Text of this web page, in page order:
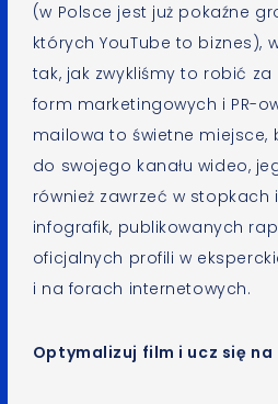
(w Polsce jest już pokaźne
których YouTube to biznes),
tak, jak zwykliśmy to robić
form marketingowych i PR-
mailowa to świetne miejsce,
do swojego kanału wideo,
również zawrzeć w
infografik, publikowanych
oficjalnych profili w
i na forach internetowych.
Optymalizuj film i ucz się na